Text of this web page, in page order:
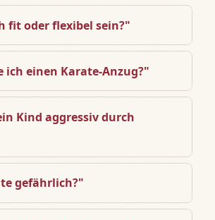
fit oder flexibel sein?"
ich einen Karate-Anzug?"
Kind aggressiv durch
gefährlich?"